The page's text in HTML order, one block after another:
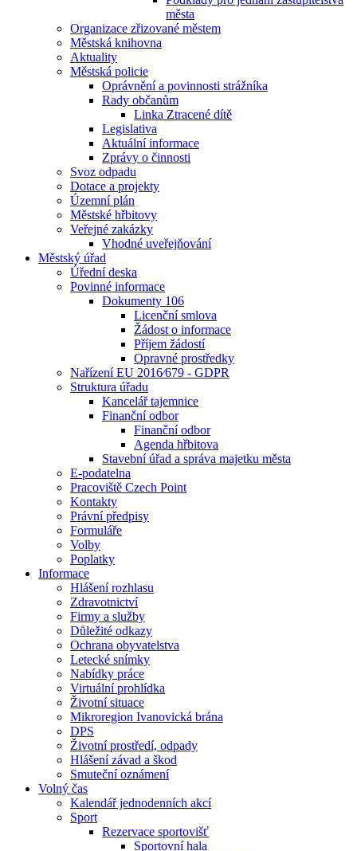
města
Organizace zřizované městem
Městská knihovna
Aktuality
Městská policie
Oprávnění a povinnosti strážníka
Rady občanům
Linka Ztracené dítě
Legislativa
Aktuální informace
Zprávy o činnosti
Svoz odpadu
Dotace a projekty
Územní plán
Městské hřbitovy
Veřejné zakázky
Vhodné uveřejňování
Městský úřad
Úřední deska
Povinné informace
Dokumenty 106
Licenční smlova
Žádost o informace
Příjem žádostí
Opravné prostředky
Nařízení EU 2016⁄679 - GDPR
Struktura úřadu
Kancelář tajemnice
Finanční odbor
Finanční odbor
Agenda hřbitova
Stavební úřad a správa majetku města
E-podatelna
Pracoviště Czech Point
Kontakty
Právní předpisy
Formuláře
Volby
Poplatky
Informace
Hlášení rozhlasu
Zdravotnictví
Firmy a služby
Důležité odkazy
Ochrana obyvatelstva
Letecké snímky
Nabídky práce
Virtuální prohlídka
Životní situace
Mikroregion Ivanovická brána
DPS
Životní prostředí, odpady
Hlášení závad a škod
Smuteční oznámení
Volný čas
Kalendář jednodenních akcí
Sport
Rezervace sportovišť
Sportovní hala